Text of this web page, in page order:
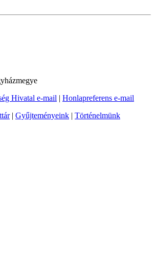
Hivatal e-mail | Honlapreferens e-mail
| Gyűjteményeink | Történelmünk